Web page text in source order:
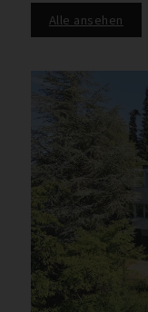
Alle ansehen